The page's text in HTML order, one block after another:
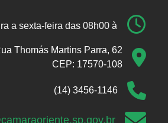
feira das 08h00 às 16h00 de
Thomás Martins Parra, 62
CEP: 17570-108
(14) 3456-1146